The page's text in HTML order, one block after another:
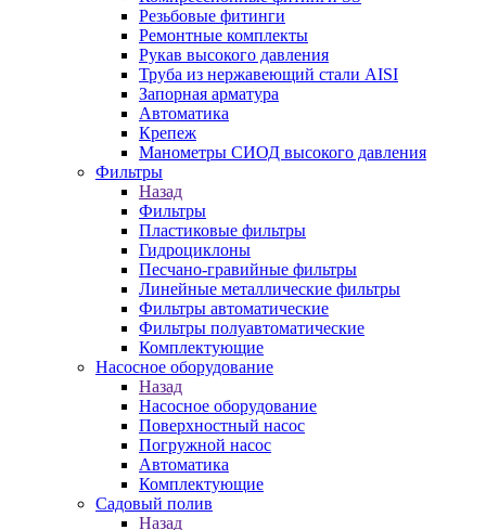
Резьбовые фитинги
Ремонтные комплекты
Рукав высокого давления
Труба из нержавеющий стали AISI
Запорная арматура
Автоматика
Крепеж
Манометры СИОД высокого давления
Фильтры
Назад
Фильтры
Пластиковые фильтры
Гидроциклоны
Песчано-гравийные фильтры
Линейные металлические фильтры
Фильтры автоматические
Фильтры полуавтоматические
Комплектующие
Насосное оборудование
Назад
Насосное оборудование
Поверхностный насос
Погружной насос
Автоматика
Комплектующие
Садовый полив
Назад